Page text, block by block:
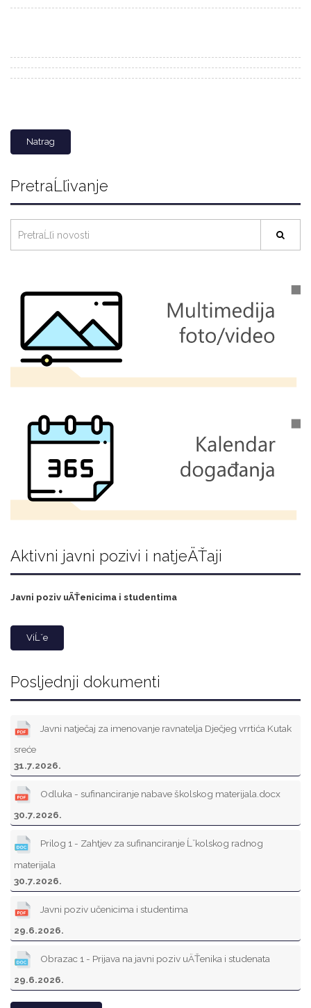
Natrag
PretraĹľivanje
Aktivni javni pozivi i natjeÄŤaji
Javni poziv uÄŤenicima i studentima
ViĹˇe
Posljednji dokumenti
Javni natječaj za imenovanje ravnatelja Dječjeg vrrtića Kutak
sreće
31.7.2026.
Odluka - sufinanciranje nabave školskog materijala.docx
30.7.2026.
Prilog 1 - Zahtjev za sufinanciranje Ĺˇkolskog radnog
materijala
30.7.2026.
Javni poziv učenicima i studentima
29.6.2026.
Obrazac 1 - Prijava na javni poziv uÄŤenika i studenata
29.6.2026.